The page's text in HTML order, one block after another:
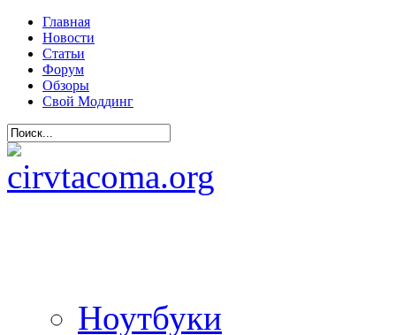
Главная
Новости
Статьи
Форум
Обзоры
Свой Моддинг
Ноутбуки